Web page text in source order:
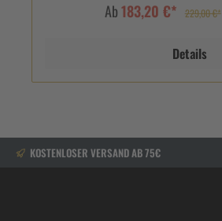
Ab183,20 €* 229,00 €*
Details
KOSTENLOSER VERSAND AB 75€